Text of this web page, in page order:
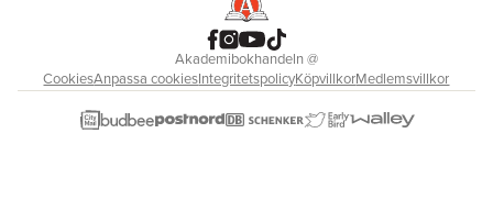
Akademibokhandeln@
CookiesAnpassa cookiesIntegritetspolicyKöpvillkorMedlemsvillkor